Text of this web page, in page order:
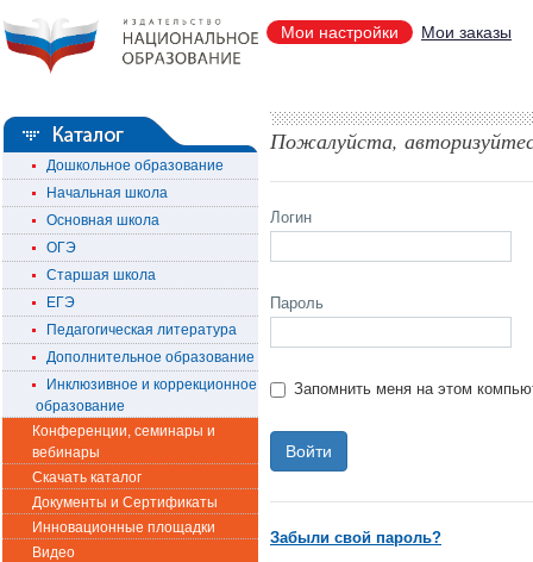
Мои настройки Мои заказы
Дошкольное образование
Начальная школа
Основная школа
ОГЭ
Старшая школа
ЕГЭ
Педагогическая литература
Дополнительное образование
Инклюзивное и коррекционное
образование
Конференции, семинары и
вебинары
Скачать каталог
Документы и Сертификаты
Инновационные площадки
Видео
Пожалуйста,
Логин
Пароль
Запомнить меня на этом
Забыли свой пароль?